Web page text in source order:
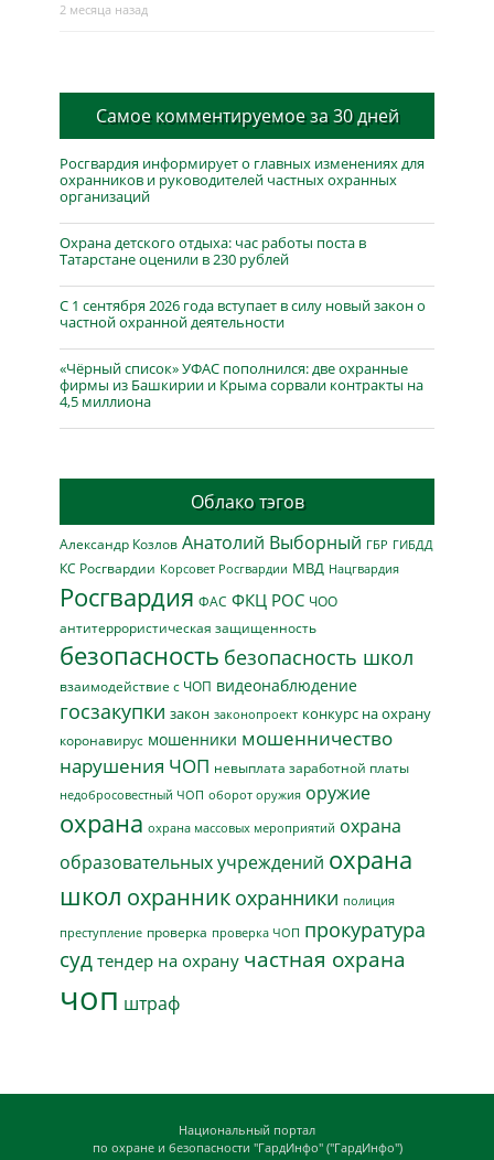
2 месяца назад
Самое комментируемое за 30 дней
Росгвардия информирует о главных изменениях для
охранников и руководителей частных охранных
организаций
Охрана детского отдыха: час работы поста в
Татарстане оценили в 230 рублей
С 1 сентября 2026 года вступает в силу новый закон о
частной охранной деятельности
«Чёрный список» УФАС пополнился: две охранные
фирмы из Башкирии и Крыма сорвали контракты на
4,5 миллиона
Облако тэгов
Александр Козлов Анатолий Выборный ГБР ГИБДД
КС Росгвардии Корсовет Росгвардии МВД Нацгвардия
Росгвардия ФАС ФКЦ РОС ЧОО
антитеррористическая защищенность
безопасность безопасность школ
взаимодействие с ЧОП видеонаблюдение
госзакупки закон законопроект конкурс на охрану
коронавирус мошенники мошенничество
нарушения ЧОП невыплата заработной платы
недобросовестный ЧОП оборот оружия оружие
охрана охрана массовых мероприятий охрана
образовательных учреждений охрана
школ охранник охранники полиция
преступление проверка проверка ЧОП прокуратура
суд тендер на охрану частная охрана
чоп штраф
Национальный портал
по охране и безопасности "ГардИнфо" ("ГардИнфо")